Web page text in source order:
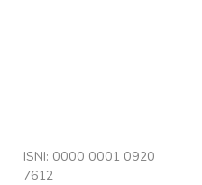
ISNI: 0000 0001 0920
7612